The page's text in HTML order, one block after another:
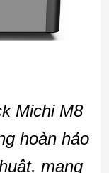
Michi M8
hoàn hảo
mang